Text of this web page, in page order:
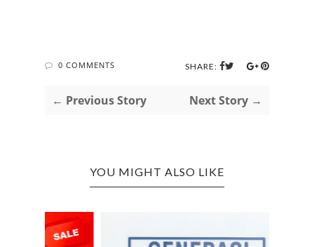
0 COMMENTS SHARE:
← Previous Story Next Story →
YOU MIGHT ALSO LIKE